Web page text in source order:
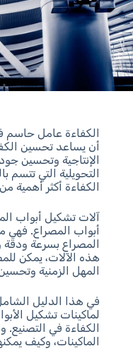
الكفاءة عامل حاسم
أن يساعد تحسين
الإنتاجية وتحسين
التحويلية التي تتسم
الكفاءة أكثر
آلات تشكيل أبواب
أبواب المصراع. فهي
المصراع بسرعة ودقة
هذه الآلات، يمكن
المهل الزمنية
في هذا الدليل
لماكينات تشكيل
الكفاءة في
الماكينات، وكيف